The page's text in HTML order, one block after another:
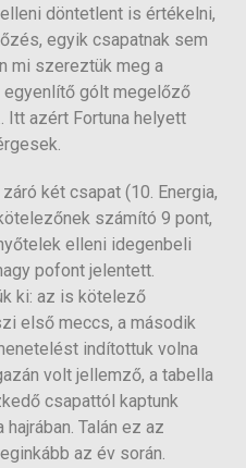
döntetlent is értékelni,
egyik csapatnak sem
mi szereztük meg a
gólt megelőző
azért Fortuna helyett
két csapat (10. Energia,
számító 9 pont,
elleni idegenbeli
pofont jelentett.
ki: az is kötelező
első meccs, a második
indítottuk volna
volt jellemző, a tabella
csapattól kaptunk
Talán ez az
az év során.